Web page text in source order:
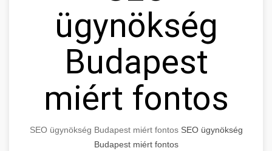
ügynökség
Budapest
miért fontos
SEO ügynökség Budapest miért fontos SEO ügynökség
Budapest miért fontos